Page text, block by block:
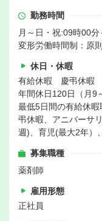
勤務時間
月～日・祝:09時00分
変形労働時間制：原
休日・休暇
有給休暇 慶弔休暇
年間休日120日（月
最低5日間の有給休
弔休暇、アニバーサ
週)、育児(最大2年）
募集職種
薬剤師
雇用形態
正社員